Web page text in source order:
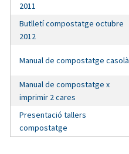
2011
Butlletí compostatge octubre
2012
Manual de compostatge casolà
Manual de compostatge x
imprimir 2 cares
Presentació tallers
compostatge